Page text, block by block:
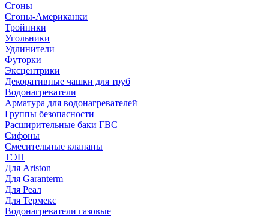
Сгоны
Сгоны-Американки
Тройники
Угольники
Удлинители
Футорки
Эксцентрики
Декоративные чашки для труб
Водонагреватели
Арматура для водонагревателей
Группы безопасности
Расширительные баки ГВС
Сифоны
Смесительные клапаны
ТЭН
Для Ariston
Для Garanterm
Для Реал
Для Термекс
Водонагреватели газовые